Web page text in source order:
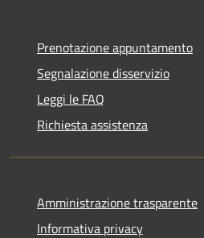
Prenotazione appuntamento
Segnalazione disservizio
Leggi le FAQ
Richiesta assistenza
Amministrazione trasparente
Informativa privacy